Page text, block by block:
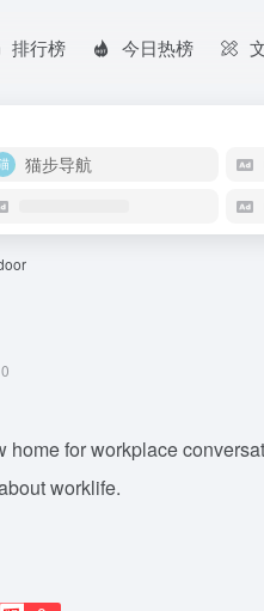
排行榜 今日热榜
猫步导航
0
home for workplace
worklife.